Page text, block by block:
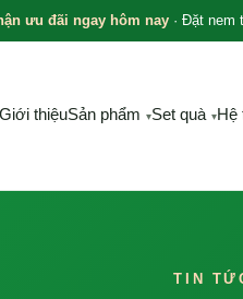
ưu đãi ngay hôm nay· Đặt nem
thiệuSản phẩm Set quà Hệ
TIN